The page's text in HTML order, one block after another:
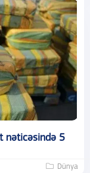
nəticəsində 5
Dünya